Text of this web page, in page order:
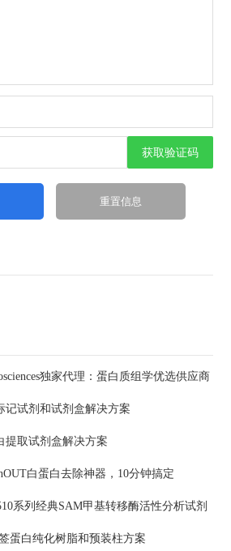
获取验证码
独家代理：蛋白质组学优选供应商
记试剂和试剂盒解决方案
提取试剂盒解决方案
白蛋白去除神器，10分钟搞定
系列经典SAM甲基转移酶活性分析试剂
蛋白纯化树脂和预装柱方案